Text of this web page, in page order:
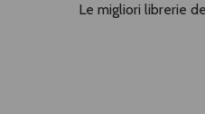
Le migliori librerie